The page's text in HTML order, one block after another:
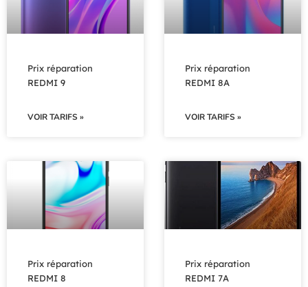
Prix réparation
REDMI 9
VOIR TARIFS »
Prix réparation
REDMI 8A
VOIR TARIFS »
Prix réparation
REDMI 8
Prix réparation
REDMI 7A